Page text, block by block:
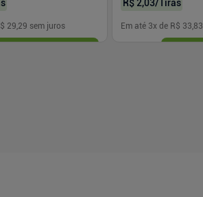
29,29 sem juros
R$ 2,03/Tiras
Em até 3x de R$ 33,83